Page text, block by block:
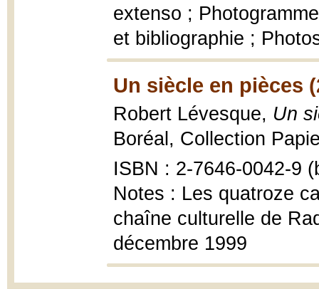
extenso ;
et bibliographie ;
Un siècle en pièces
Robert Lévesque, Un
Boréal, Collection
ISBN : 2-7646-0042-9
Notes : Les quatroze
chaîne culturelle de
décembre 1999